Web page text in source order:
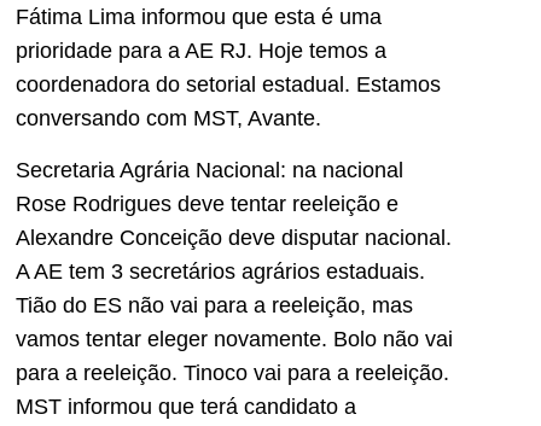
Fátima Lima informou que esta é uma
prioridade para a AE RJ. Hoje temos a
coordenadora do setorial estadual. Estamos
conversando com MST, Avante.
Secretaria Agrária Nacional: na nacional
Rose Rodrigues deve tentar reeleição e
Alexandre Conceição deve disputar nacional.
A AE tem 3 secretários agrários estaduais.
Tião do ES não vai para a reeleição, mas
vamos tentar eleger novamente. Bolo não vai
para a reeleição. Tinoco vai para a reeleição.
MST informou que terá candidato a